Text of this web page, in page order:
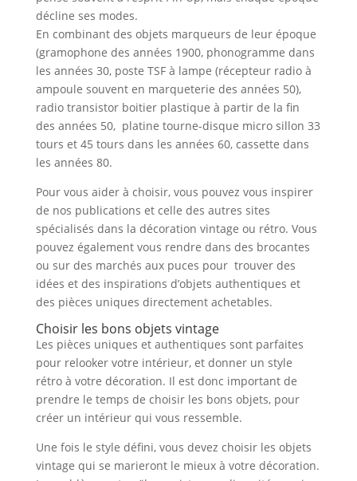
décline ses modes.
En combinant des objets marqueurs de leur époque
(gramophone des années 1900, phonogramme dans
les années 30, poste TSF à lampe (récepteur radio à
ampoule souvent en marqueterie des années 50),
radio transistor boitier plastique à partir de la fin
des années 50, platine tourne-disque micro sillon 33
tours et 45 tours dans les années 60, cassette dans
les années 80.
Pour vous aider à choisir, vous pouvez vous inspirer
de nos publications et celle des autres sites
spécialisés dans la décoration vintage ou rétro. Vous
pouvez également vous rendre dans des brocantes
ou sur des marchés aux puces pour trouver des
idées et des inspirations d’objets authentiques et
des pièces uniques directement achetables.
Choisir les bons objets vintage
Les pièces uniques et authentiques sont parfaites
pour relooker votre intérieur, et donner un style
rétro à votre décoration. Il est donc important de
prendre le temps de choisir les bons objets, pour
créer un intérieur qui vous ressemble.
Une fois le style défini, vous devez choisir les objets
vintage qui se marieront le mieux à votre décoration.